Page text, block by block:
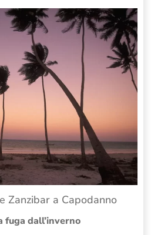
Zanzibar a Capodanno
fuga dall’inverno